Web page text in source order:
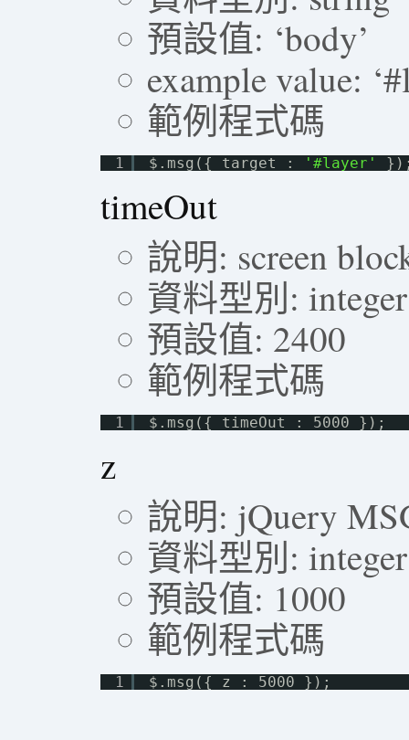
預設值: ‘body’
example value:
範例程式碼
1 $.msg({ target : '#layer'
timeOut
說明: screen
資料型別: integer
預設值: 2400
範例程式碼
1 $.msg({ timeOut : 5000 });
z
說明: jQuery
資料型別: integer
預設值: 1000
範例程式碼
1 $.msg({ z : 5000 });